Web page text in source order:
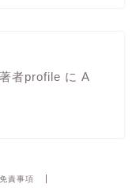
者profile に A
免責事項